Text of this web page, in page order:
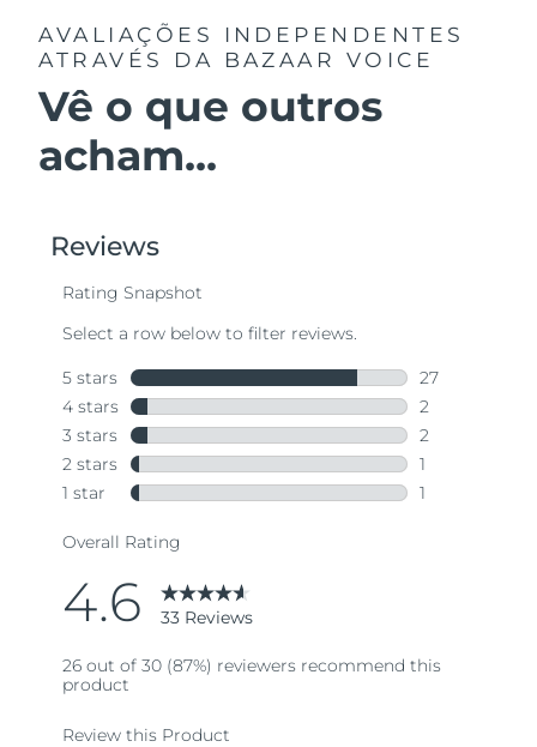
AVALIAÇÕES INDEPENDENTES
ATRAVÉS DA BAZAAR VOICE
Vê o que outros
acham...